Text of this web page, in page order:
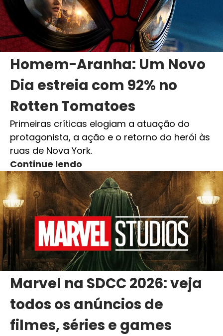
Homem-Aranha: Um Novo
Dia estreia com 92% no
Rotten Tomatoes
Primeiras críticas elogiam a atuação do
protagonista, a ação e o retorno do herói às
ruas de Nova York.
Continue lendo
Marvel na SDCC 2026: veja
todos os anúncios de
filmes, séries e games